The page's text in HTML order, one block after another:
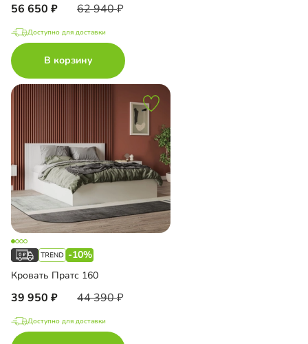
56 650 62 940
Доступно для доставки
В корзину
-10%
Кровать Пратс 160
39 950 44 390
Доступно для доставки